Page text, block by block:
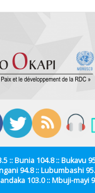
:: Bunia 104.8 :: Bukavu
94.8 :: Lubumbashi
103.0 :: Mbuji-mayi